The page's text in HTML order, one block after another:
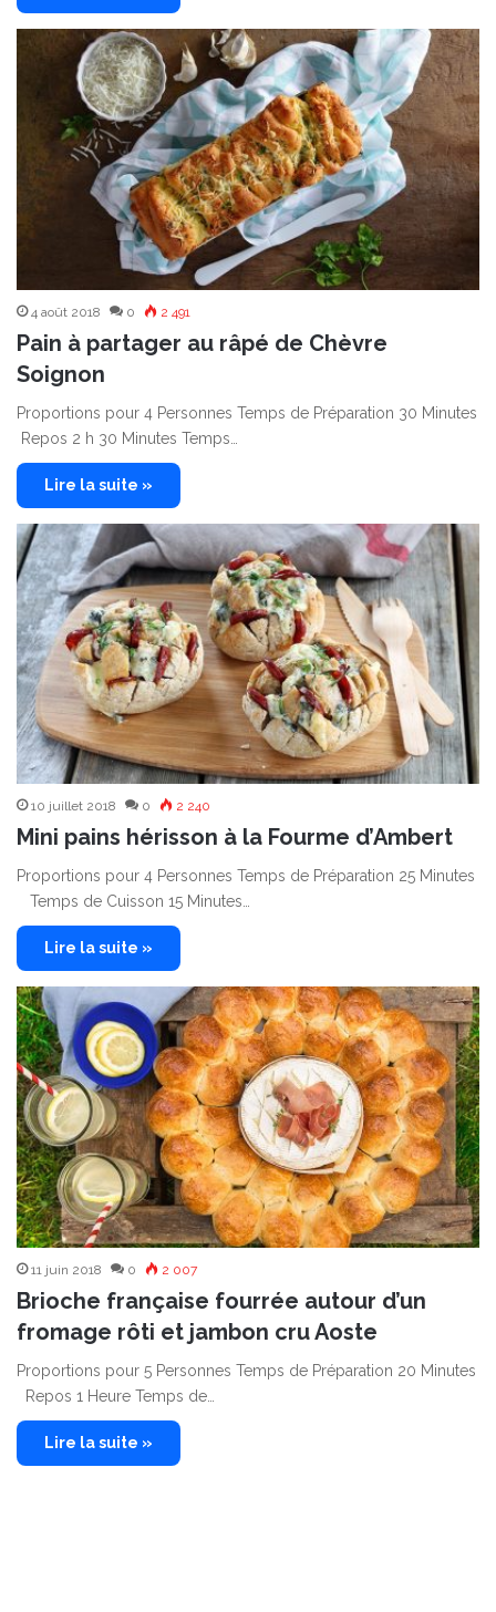
4 août 2018 0 2 491
Pain à partager au râpé de Chèvre
Soignon
Proportions pour 4 Personnes Temps de Préparation 30 Minutes
Repos 2 h 30 Minutes Temps…
Lire la suite »
10 juillet 2018 0 2 240
Mini pains hérisson à la Fourme d’Ambert
Proportions pour 4 Personnes Temps de Préparation 25 Minutes
Temps de Cuisson 15 Minutes…
Lire la suite »
11 juin 2018 0 2 007
Brioche française fourrée autour d’un
fromage rôti et jambon cru Aoste
Proportions pour 5 Personnes Temps de Préparation 20 Minutes
Repos 1 Heure Temps de…
Lire la suite »